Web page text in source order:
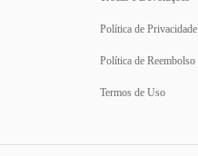
Política de Privacidade
Política de Reembolso
Termos de Uso